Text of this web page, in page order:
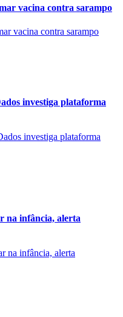
vacina contra sarampo
investiga plataforma
na infância, alerta